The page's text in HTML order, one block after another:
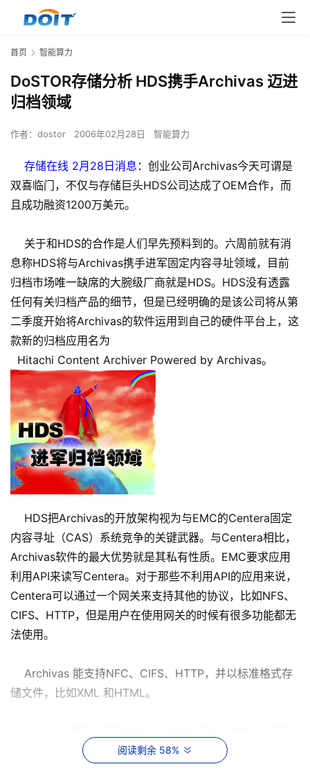
首页 智能算力
DoSTOR存储分析 HDS携手Archivas 迈进
归档领域
作者： dostor 2006年02月28日 智能算力
存储在线 2月28日消息 ：创业公司Archivas今天可谓是
双喜临门，不仅与存储巨头HDS公司达成了OEM合作，而
且成功融资1200万美元。
关于和HDS的合作是人们早先预料到的。六周前就有消
息称HDS将与Archivas携手进军固定内容寻址领域，目前
归档市场唯一缺席的大腕级厂商就是HDS。HDS没有透露
任何有关归档产品的细节，但是已经明确的是该公司将从第
二季度开始将Archivas的软件运用到自己的硬件平台上，这
款新的归档应用名为
Hitachi Content Archiver Powered by Archivas。
HDS把Archivas的开放架构视为与EMC的Centera固定
内容寻址（CAS）系统竞争的关键武器。与Centera相比，
Archivas软件的最大优势就是其私有性质。EMC要求应用
利用API来读写Centera。对于那些不利用API的应用来说，
Centera可以通过一个网关来支持其他的协议，比如NFS、
CIFS、HTTP，但是用户在使用网关的时候有很多功能都无
法使用。
Archivas 能支持NFC、CIFS、HTTP，并以标准格式存
储文件，比如XML 和HTML。
以玩‘开放牌’了。”但是，HDS挺进CAS市场的道路会很坎
阅读剩余 58%